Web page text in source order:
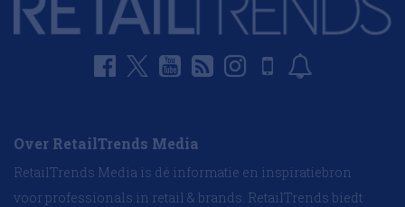
Over RetailTrends Media
RetailTrends Media is dé informatie en inspiratiebron
voor professionals in retail & brands. RetailTrends biedt